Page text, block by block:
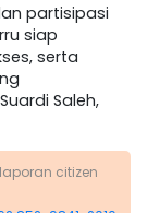
partisipasi
siap
serta
Saleh,
citizen